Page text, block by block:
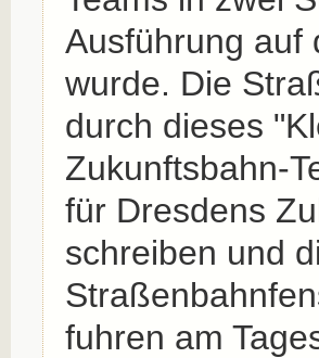
Ausführung auf
wurde. Die
durch dieses
Zukunftsbahn-
für Dresdens
schreiben und
fuhren am